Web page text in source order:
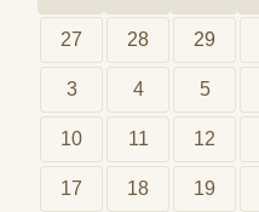
27 28 29
3 4 5
10 11 12
17 18 19